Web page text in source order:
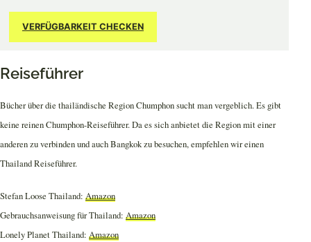
VERFÜGBARKEIT CHECKEN
Reiseführer
Bücher über die thailändische Region Chumphon sucht man vergeblich. Es gibt
keine reinen Chumphon-Reiseführer. Da es sich anbietet die Region mit einer
anderen zu verbinden und auch Bangkok zu besuchen, empfehlen wir einen
Thailand Reiseführer.
Stefan Loose Thailand: Amazon
Gebrauchsanweisung für Thailand: Amazon
Lonely Planet Thailand: Amazon